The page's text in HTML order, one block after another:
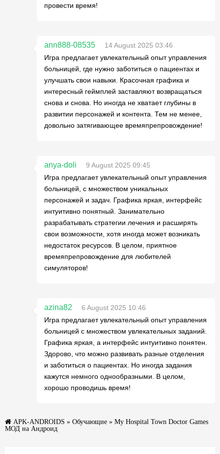
провести время!
ann888-08535
14 August 2025 03:46
Игра предлагает увлекательный опыт управления
больницей, где нужно заботиться о пациентах и
улучшать свои навыки. Красочная графика и
интересный геймплей заставляют возвращаться
снова и снова. Но иногда не хватает глубины в
развитии персонажей и контента. Тем не менее,
довольно затягивающее времяпрепровождение!
anya-doli
9 August 2025 09:45
Игра предлагает увлекательный опыт управления
больницей, с множеством уникальных
персонажей и задач. Графика яркая, интерфейс
интуитивно понятный. Занимательно
разрабатывать стратегии лечения и расширять
свои возможности, хотя иногда может возникать
недостаток ресурсов. В целом, приятное
времяпрепровождение для любителей
симуляторов!
azina82
6 August 2025 10:46
Игра предлагает увлекательный опыт управления
больницей с множеством увлекательных заданий.
Графика яркая, а интерфейс интуитивно понятен.
Здорово, что можно развивать разные отделения
и заботиться о пациентах. Но иногда задания
кажутся немного однообразными. В целом,
хорошо проводишь время!
APK-ANDROIDS » Обучающие » My Hospital Town Doctor Games
МОД на Андроид